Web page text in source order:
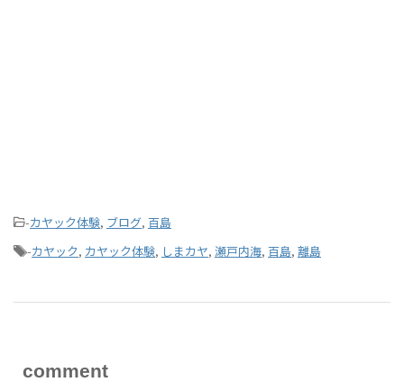
-カヤック体験, ブログ, 百島
-カヤック, カヤック体験, しまカヤ, 瀬戸内海, 百島, 離島
comment